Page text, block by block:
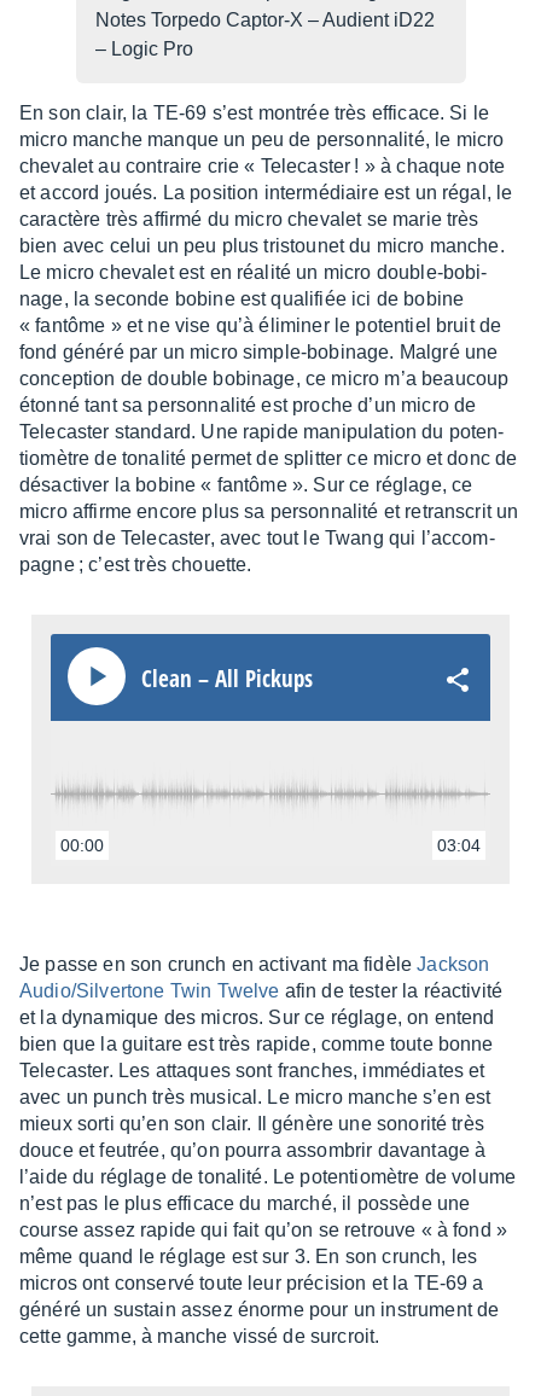
Notes Torpedo Captor-X – Audient iD22
– Logic Pro
En son clair, la TE-69 s’est montrée très effi­cace. Si le
micro manche manque un peu de person­na­lité, le micro
cheva­let au contraire crie « Tele­cas­ter ! » à chaque note
et accord joués. La posi­tion inter­mé­diaire est un régal, le
carac­tère très affirmé du micro cheva­let se marie très
bien avec celui un peu plus tris­tou­net du micro manche.
Le micro cheva­let est en réalité un micro double-bobi­
nage, la seconde bobine est quali­fiée ici de bobine
« fantôme » et ne vise qu’à élimi­ner le poten­tiel bruit de
fond généré par un micro simple-bobi­nage. Malgré une
concep­tion de double bobi­nage, ce micro m’a beau­coup
étonné tant sa person­na­lité est proche d’un micro de
Tele­cas­ter stan­dard. Une rapide mani­pu­la­tion du poten­
tio­mètre de tona­lité permet de split­ter ce micro et donc de
désac­ti­ver la bobine « fantôme ». Sur ce réglage, ce
micro affirme encore plus sa person­na­lité et retrans­crit un
vrai son de Tele­cas­ter, avec tout le Twang qui l’ac­com­
pagne ; c’est très chouette.
Clean – All Pickups
00:00 03:04
Je passe en son crunch en acti­vant ma fidèleJack­son
Audio/Silver­tone Twin Twelve afin de tester la réac­ti­vité
et la dyna­mique des micros. Sur ce réglage, on entend
bien que la guitare est très rapide, comme toute bonne
Tele­cas­ter. Les attaques sont franches, immé­diates et
avec un punch très musi­cal. Le micro manche s’en est
mieux sorti qu’en son clair. Il génère une sono­rité très
douce et feutrée, qu’on pourra assom­brir davan­tage à
l’aide du réglage de tona­lité. Le poten­tio­mètre de volume
n’est pas le plus effi­cace du marché, il possède une
course assez rapide qui fait qu’on se retrouve « à fond »
même quand le réglage est sur 3. En son crunch, les
micros ont conservé toute leur préci­sion et la TE-69 a
généré un sustain assez énorme pour un instru­ment de
cette gamme, à manche vissé de surcroit.